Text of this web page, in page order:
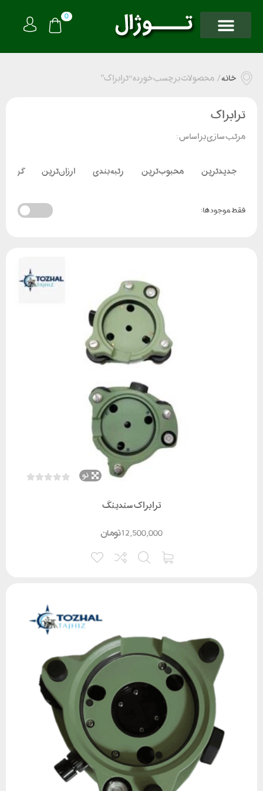
0
خانه/ محصولات برچسب خورده “ترابراک”
ترابراک
مرتب سازی بر اساس :
جدیدترین محبوب‌ترین رتبه بندی ارزان‌ترین
فقط موجود ها:
نو
ترابراک سندینگ
تومان12,500,000